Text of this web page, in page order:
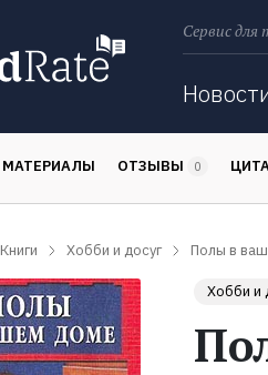
Сервис для
МАТЕРИАЛЫ ОТЗЫВЫ 0
Книги Хобби и досуг Полы в
Хобби и